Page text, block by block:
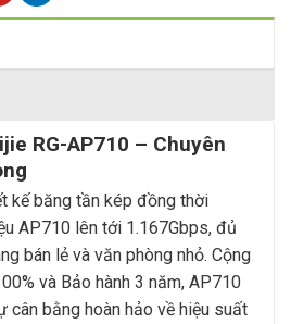
RG-AP710 – Chuyên
kế băng tần kép đồng thời
AP710 lên tới 1.167Gbps, đủ
bán lẻ và văn phòng nhỏ. Cộng
và Bảo hành 3 năm, AP710
cân bằng hoàn hảo về hiệu suất